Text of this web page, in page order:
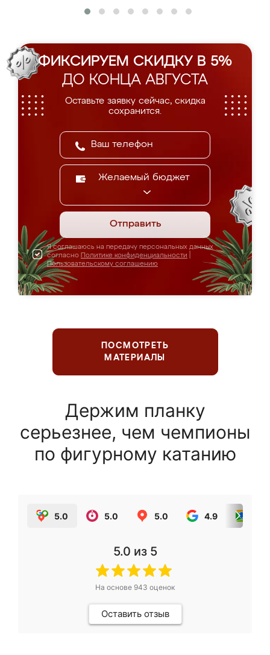
ФИКСИРУЕМ СКИДКУ В 5%
ДО КОНЦА АВГУСТА
Оставьте заявку сейчас, скидка
сохранится.
Желаемый бюджет
Отправить
Я соглашаюсь на передачу персональных данных
согласно Политике конфиденциальности
Пользовательскому соглашению
ПОСМОТРЕТЬ
МАТЕРИАЛЫ
Держим планку
серьезнее, чем чемпионы
по фигурному катанию
5.0 5.0 5.0 4.9
5.0 из 5
На основе 943 оценок
Оставить отзыв